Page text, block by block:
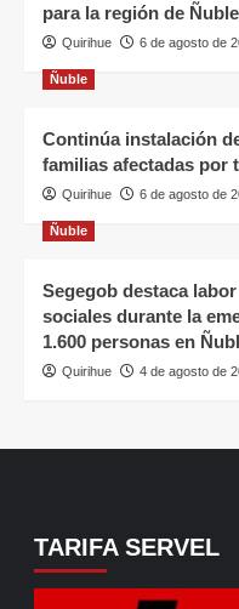
para la región de Ñuble
Quirihue 6 de agosto de
Ñuble
Continúa instalación
familias afectadas por
Quirihue 6 de agosto de
Ñuble
Segegob destaca
sociales durante la
1.600 personas en
Quirihue 4 de agosto de
TARIFA SERVEL